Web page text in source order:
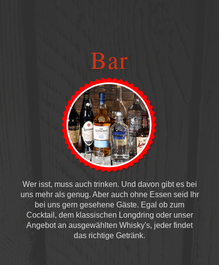
Bar
Wer isst, muss auch trinken. Und davon gibt es bei
uns mehr als genug. Aber auch ohne Essen seid Ihr
bei uns gern gesehene Gäste. Egal ob zum
Cocktail, dem klassischen Longdring oder unser
Angebot an ausgewählten Whisky's, jeder findet
das richtige Getränk.